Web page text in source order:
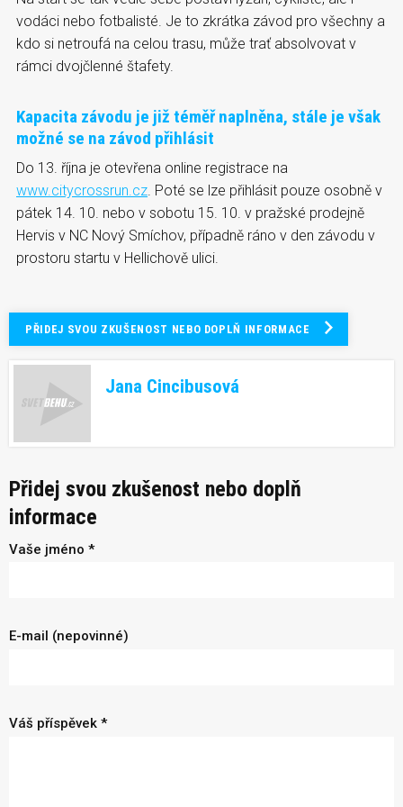
vodáci nebo fotbalisté. Je to zkrátka závod pro všechny a
kdo si netroufá na celou trasu, může trať absolvovat v
rámci dvojčlenné štafety.
Kapacita závodu je již téměř naplněna, stále je však
možné se na závod přihlásit
Do 13. října je otevřena online registrace na
www.citycrossrun.cz . Poté se lze přihlásit pouze osobně v
pátek 14. 10. nebo v sobotu 15. 10. v pražské prodejně
Hervis v NC Nový Smíchov, případně ráno v den závodu v
prostoru startu v Hellichově ulici.
PŘIDEJ SVOU ZKUŠENOST NEBO DOPLŇ INFORMACE
Jana Cincibusová
Přidej svou zkušenost nebo doplň
informace
Vaše jméno *
E-mail (nepovinné)
Váš příspěvek *